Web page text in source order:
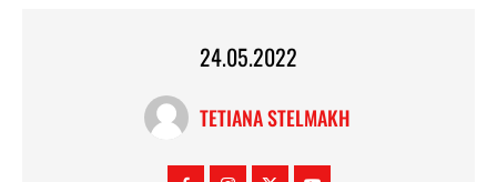
24.05.2022
TETIANA STELMAKH